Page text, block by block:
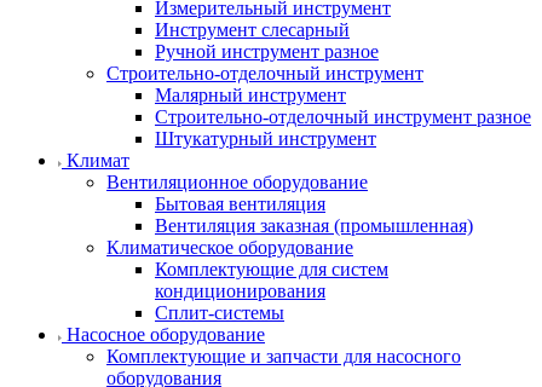
Измерительный инструмент
Инструмент слесарный
Ручной инструмент разное
Строительно-отделочный инструмент
Малярный инструмент
Строительно-отделочный инструмент разное
Штукатурный инструмент
Климат
Вентиляционное оборудование
Бытовая вентиляция
Вентиляция заказная (промышленная)
Климатическое оборудование
Комплектующие для систем
кондиционирования
Сплит-системы
Насосное оборудование
Комплектующие и запчасти для насосного
оборудования